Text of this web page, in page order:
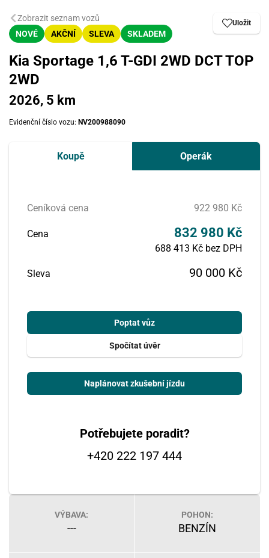
Zobrazit seznam vozů
NOVÉ
AKČNÍ SLEVA SKLADEM
Uložit
Kia Sportage 1,6 T-GDI 2WD DCT TOP
2WD
2026, 5 km
Evidenční číslo vozu: NV200988090
Koupě Operák
Ceníková cena 922 980 Kč
Cena 832 980 Kč
688 413 Kč bez DPH
Sleva 90 000 Kč
Poptat vůz
Spočítat úvěr
Naplánovat zkušební jízdu
Potřebujete poradit?
+420 222 197 444
VÝBAVA:
---
POHON:
BENZÍN